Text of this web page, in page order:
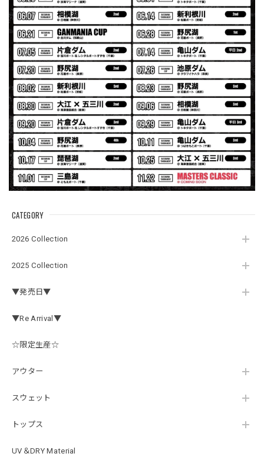
CATEGORY
2026 Collection
2025 Collection
▼発売日▼
▼Re Arrival▼
☆限定生産☆
アウター
スウェット
トップス
UV＆DRY Material
【Seamania】Uv Rush Cool Logo Zip Parka［BLK］［LIMITED］
ブラック L
2026/07/30
発送も早く着心地最高！！！！ セットアップで短パンも買
えば良かった！！
Logo Sweat Zip Parka [ASH GRY]
アッシュグレー XXL
2026/07/30
夏の早朝 少し肌寒い時一枚羽織りたい時ちょうど良い。
秋 冬 春 中でも外でも、ちょっと良い。厚めの生地がし
っかりしていて、タウンユースでも、気分良く歩けます。
ネオプレーンの生地のしなやかな品で、何にでも使えるバス
ャケットは、もちろん 車内の、ロッドバーにマッチして、
この秋、車を新しくする予定で、車内のインテリアに飾る予
です。